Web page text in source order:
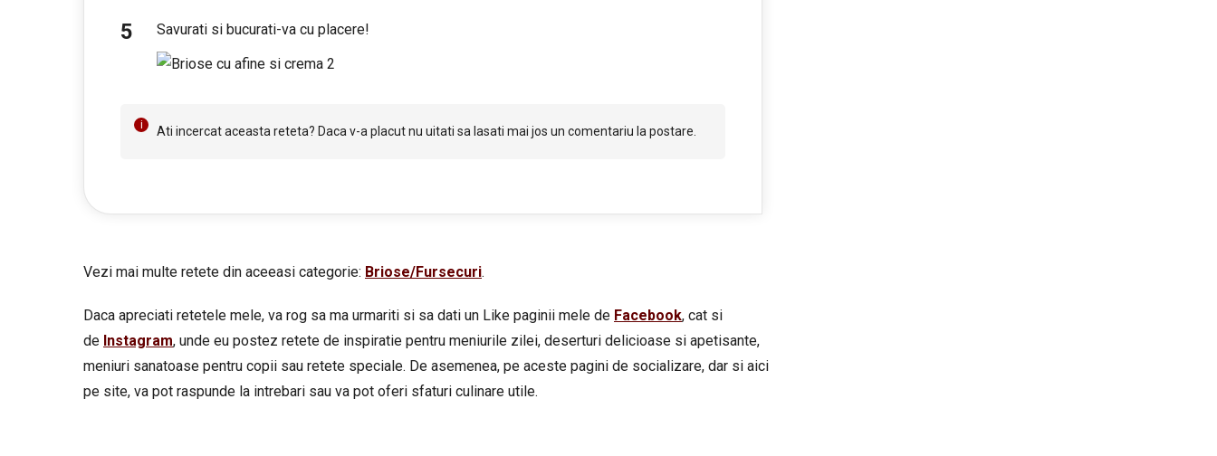
Savurati si bucurati-va cu placere!
Ati incercat aceasta reteta? Daca v-a placut nu uitati sa lasati mai jos un comentariu la postare.
Vezi mai multe retete din aceeasi categorie: Briose/Fursecuri.
Daca apreciati retetele mele, va rog sa ma urmariti si sa dati un Like paginii mele de Facebook, cat si
de Instagram, unde eu postez retete de inspiratie pentru meniurile zilei, deserturi delicioase si apetisante,
meniuri sanatoase pentru copii sau retete speciale. De asemenea, pe aceste pagini de socializare, dar si aici
pe site, va pot raspunde la intrebari sau va pot oferi sfaturi culinare utile.